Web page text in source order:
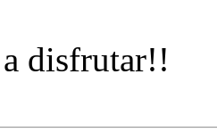
disfrutar!!